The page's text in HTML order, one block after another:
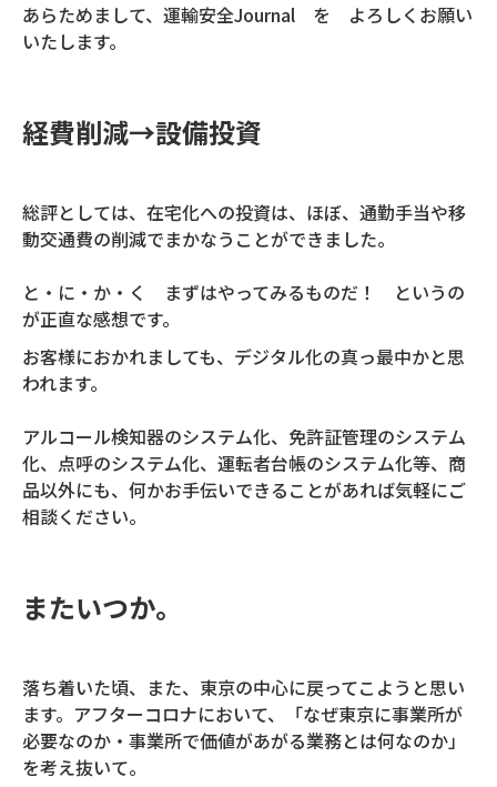
あらためまして、運輸安全Journal を よろしくお願い
いたします。
経費削減→設備投資
総評としては、在宅化への投資は、ほぼ、通勤手当や移
動交通費の削減でまかなうことができました。
と・に・か・く まずはやってみるものだ！ というの
が正直な感想です。
お客様におかれましても、デジタル化の真っ最中かと思
われます。
アルコール検知器のシステム化、免許証管理のシステム
化、点呼のシステム化、運転者台帳のシステム化等、商
品以外にも、何かお手伝いできることがあれば気軽にご
相談ください。
またいつか。
落ち着いた頃、また、東京の中心に戻ってこようと思い
ます。アフターコロナにおいて、「なぜ東京に事業所が
必要なのか・事業所で価値があがる業務とは何なのか」
を考え抜いて。